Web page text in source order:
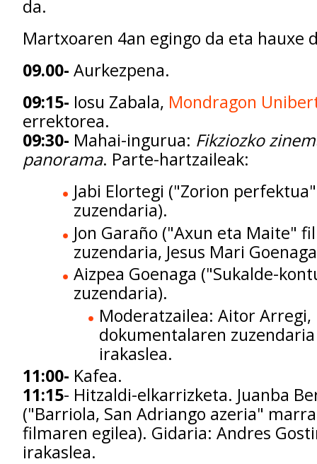
da.
Martxoaren 4an egingo da eta hauxe
09.00- Aurkezpena.
09:15- Iosu Zabala, Mondragon
errektorea.
09:30- Mahai-ingurua: Fikziozko
panorama. Parte-hartzaileak:
Jabi Elortegi ("Zorion
zuzendaria).
Jon Garaño ("Axun eta Maite"
zuzendaria, Jesus Mari
Aizpea Goenaga ("Sukalde-
zuzendaria).
Moderatzailea: Aitor Arregi,
dokumentalaren
irakaslea.
11:00- Kafea.
11:15- Hitzaldi-elkarrizketa. Juanba
("Barriola, San Adriango azeria"
filmaren egilea). Gidaria: Andres
irakaslea.